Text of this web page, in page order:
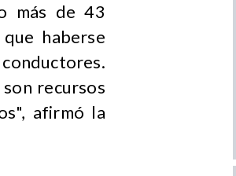
más de 43
haberse
recursos
afirmó la